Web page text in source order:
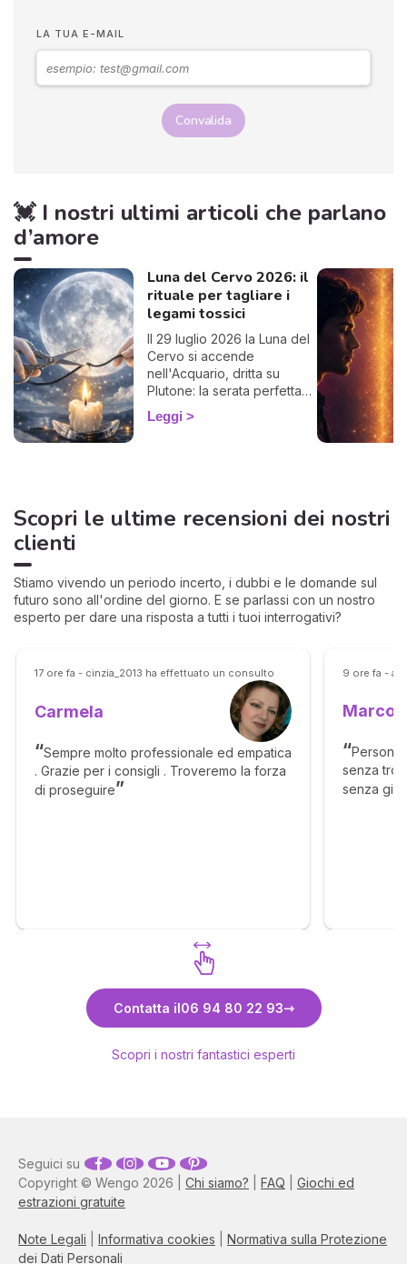
LA TUA E-MAIL
Convalida
💓 I nostri ultimi articoli che parlano
d’amore
Luna del Cervo 2026: il
rituale per tagliare i
legami tossici
Il 29 luglio 2026 la Luna del
Cervo si accende
nell'Acquario, dritta su
Plutone: la serata perfetta
per liberarti da un legame
che ti prosciuga.
Leggi
Scopri le ultime recensioni dei nostri
clienti
Stiamo vivendo un periodo incerto, i dubbi e le domande sul
futuro sono all'ordine del giorno. E se parlassi con un nostro
esperto per dare una risposta a tutti i tuoi interrogativi?
17 ore fa - cinzia_2013 ha effettuato un consulto
Carmela
Sempre molto professionale ed empatica
. Grazie per i consigli . Troveremo la forza
di proseguire
9 ore fa -
Marco
Persona
senza
senza
Contatta il06 94 80 22 93
Scopri i nostri fantastici esperti
Copyright © Wengo 2026 | Chi siamo? FAQ
Giochi ed
estrazioni gratuite
Note Legali Informativa cookies
Normativa sulla Protezione
dei Dati Personali
Seguici su